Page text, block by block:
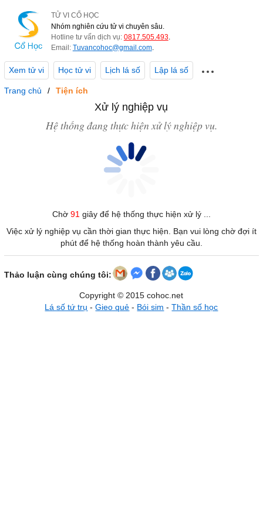
TỬ VI CỔ HỌC
Nhóm nghiên cứu tử vi chuyên sâu.
Hotline tư vấn dịch vụ: 0817.505.493.
Email: Tuvancohoc@gmail.com.
Xem tử vi Học tử vi Lịch lá số Lập lá số
Trang chủ Tiện ích
Xử lý nghiệp vụ
Hệ thống đang thực hiện xử lý nghiệp vụ.
Chờ 91 giây để hệ thống thực hiện xử lý ...
Việc xử lý nghiệp vụ cần thời gian thực hiện. Bạn vui lòng chờ đợi ít
phút để hệ thống hoàn thành yêu cầu.
Thảo luận cùng chúng tôi:
Copyright © 2015 cohoc.net
Lá số tứ trụ -Gieo quẻ - Bói sim -Thần số học